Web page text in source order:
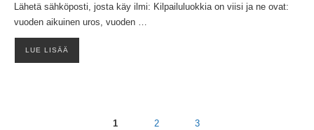
Lähetä sähköposti, josta käy ilmi: Kilpailuluokkia on viisi ja ne ovat:
vuoden aikuinen uros, vuoden …
LUE LISÄÄ
1 2 3